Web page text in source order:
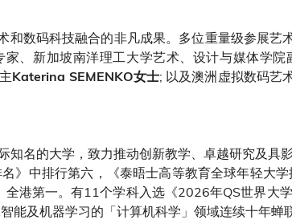
数码科技融合的非凡成果。多位重量级参展艺
、新加坡南洋理工大学艺术、设计与媒体学院
Katerina SEMENKO女士; 以及澳洲虚拟数码艺
知名的大学，致力推动创新教学、卓越研究及具
》中排行第六，《泰晤士高等教育全球年轻大
港第一。有11个学科入选《2026年QS世界大
能及机器学习的「计算机科学」领域连续十年蝉